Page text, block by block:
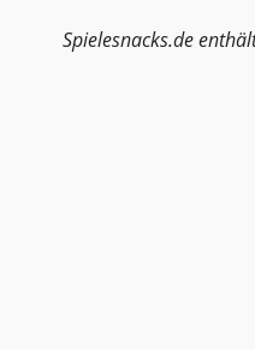
Spielesnacks.de